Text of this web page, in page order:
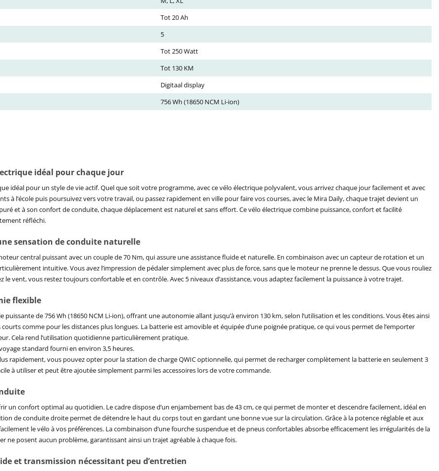
Tot 20 Ah
5
Tot 250 Watt
Tot 130 KM
Digitaal display
756 Wh (18650 NCM Li-ion)
idéal pour chaque jour
idéal pour un style de vie actif. Quel que soit votre programme, avec ce vélo électrique polyvalent, vous arrivez chaque jour facilement et avec
à l’école puis poursuivez vers votre travail, ou passez rapidement en ville pour faire vos courses, avec le Mira Daily, chaque trajet devient un
et à son confort de conduite, chaque déplacement est naturel et sans effort. Ce vélo électrique combine puissance, confort et facilité
réfléchi.
sensation de conduite naturelle
central puissant avec un couple de 70 Nm, qui assure une assistance fluide et naturelle. En combinaison avec un capteur de rotation et un
intuitive. Vous avez l’impression de pédaler simplement avec plus de force, sans que le moteur ne prenne le dessus. Que vous rouliez
vent, vous restez toujours confortable et en contrôle. Avec 5 niveaux d’assistance, vous adaptez facilement la puissance à votre trajet.
flexible
puissante de 756 Wh (18650 NCM Li-ion), offrant une autonomie allant jusqu’à environ 130 km, selon l’utilisation et les conditions. Vous êtes ainsi
comme pour les distances plus longues. La batterie est amovible et équipée d’une poignée pratique, ce qui vous permet de l’emporter
Cela rend l’utilisation quotidienne particulièrement pratique.
standard fourni en environ 3,5 heures.
rapidement, vous pouvez opter pour la station de charge QWIC optionnelle, qui permet de recharger complètement la batterie en seulement 3
à utiliser et peut être ajoutée simplement parmi les accessoires lors de votre commande.
un confort optimal au quotidien. Le cadre dispose d’un enjambement bas de 43 cm, ce qui permet de monter et descendre facilement, idéal en
de conduite droite permet de détendre le haut du corps tout en gardant une bonne vue sur la circulation. Grâce à la potence réglable et aux
le vélo à vos préférences. La combinaison d’une fourche suspendue et de pneus confortables absorbe efficacement les irrégularités de la
ne posent aucun problème, garantissant ainsi un trajet agréable à chaque fois.
et transmission nécessitant peu d’entretien